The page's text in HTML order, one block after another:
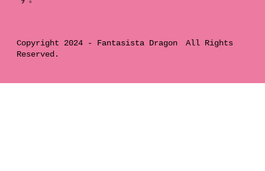
Copyright 2024 - Fantasista DragonAll Rights
Reserved.